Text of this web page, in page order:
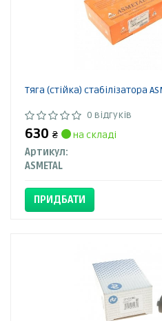
Тяга (стійка) стабілізатора
0 відгуків
630 ₴
на складі
Артикул:
ASMETAL
ПРИДБАТИ